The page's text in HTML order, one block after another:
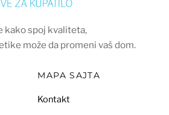
kako spoj kvaliteta,
može da promeni vaš dom.
MAPA SAJTA
Kontakt